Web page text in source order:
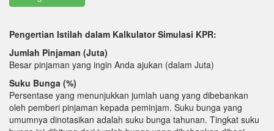
Pengertian Istilah dalam Kalkulator Simulasi KPR:
Jumlah Pinjaman (Juta)
Besar pinjaman yang ingin Anda ajukan (dalam Juta)
Suku Bunga (%)
Persentase yang menunjukkan jumlah uang yang dibebankan
oleh pemberi pinjaman kepada peminjam. Suku bunga yang
umumnya dinotasikan adalah suku bunga tahunan. Tingkat suku